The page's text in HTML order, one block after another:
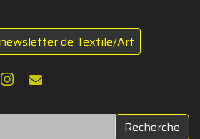
de Textile/Art
Recherche